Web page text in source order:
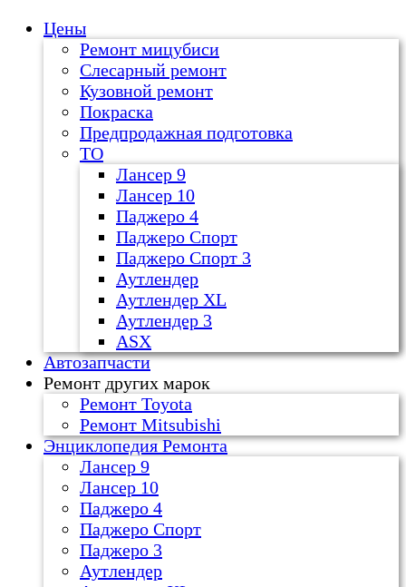
Цены
Ремонт мицубиси
Слесарный ремонт
Кузовной ремонт
Покраска
Предпродажная подготовка
ТО
Лансер 9
Лансер 10
Паджеро 4
Паджеро Спорт
Паджеро Спорт 3
Аутлендер
Аутлендер ХL
Аутлендер 3
ASX
Автозапчасти
Ремонт других марок
Ремонт Toyota
Ремонт Mitsubishi
Энциклопедия Ремонта
Лансер 9
Лансер 10
Паджеро 4
Паджеро Спорт
Паджеро 3
Аутлендер